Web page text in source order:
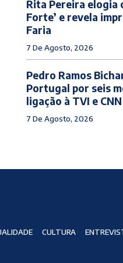
Rita Pereira elogia
Forte’ e revela
Faria
7 De Agosto, 2026
Pedro Ramos
Portugal por seis
ligação à TVI e
7 De Agosto, 2026
CULTURA